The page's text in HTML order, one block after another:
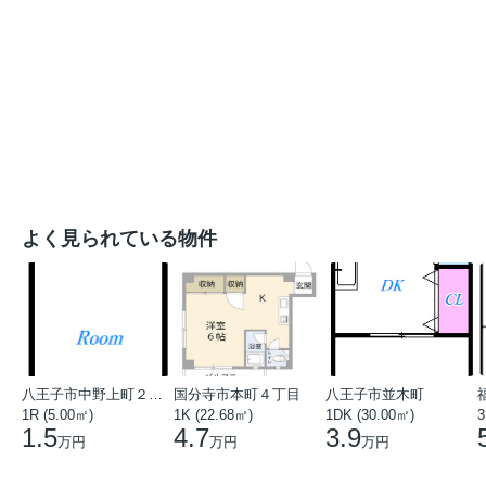
よく見られている物件
1R (5.00㎡)
1.5万円
国分寺市本町４丁目
1K (22.68㎡)
4.7万円
八王子市並木町
1DK (30.00㎡)
3.9万円